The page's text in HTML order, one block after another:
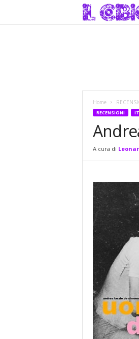
Home
RECENSIONI
A cura di